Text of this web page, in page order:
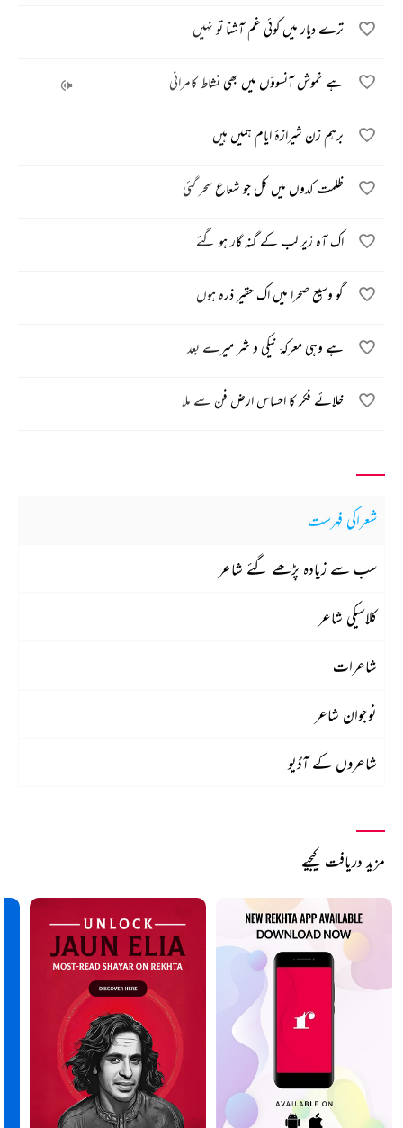
ترے دیار میں کوئی غم آشنا تو نہیں
ہے خموش آنسوؤں میں بھی نشاط کامرانی
برہم زن شیرازۂ ایام ہمیں ہیں
ظلمت کدوں میں کل جو شعاع سحر گئی
اک آہ زیر لب کے گنہ گار ہو گئے
گو وسیع صحرا میں اک حقیر ذرہ ہوں
ہے وہی معرکۂ نیکی و شر میرے بعد
خلائے فکر کا احساس ارض فن سے ملا
شعراکی فہرست
سب سے زیادہ پڑھے گئے شاعر
کلاسیکی شاعر
شاعرات
نوجوان شاعر
شاعروں کے آڈیو
مزید دریافت کیجیے